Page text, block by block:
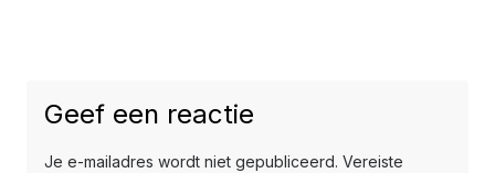
Geef een reactie
Je e-mailadres wordt niet gepubliceerd. Vereiste